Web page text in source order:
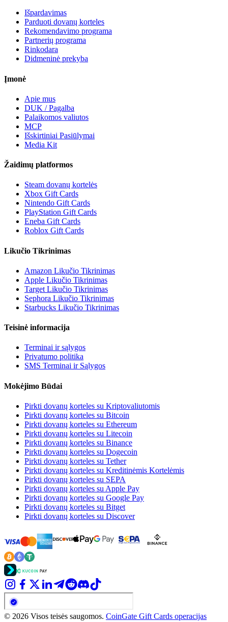
Išpardavimas
Parduoti dovanų korteles
Rekomendavimo programa
Partnerių programa
Rinkodara
Didmeninė prekyba
Įmonė
Apie mus
DUK / Pagalba
Palaikomos valiutos
MCP
Išskirtiniai Pasiūlymai
Media Kit
Žaidimų platformos
Steam dovanų kortelės
Xbox Gift Cards
Nintendo Gift Cards
PlayStation Gift Cards
Eneba Gift Cards
Roblox Gift Cards
Likučio Tikrinimas
Amazon Likučio Tikrinimas
Apple Likučio Tikrinimas
Target Likučio Tikrinimas
Sephora Likučio Tikrinimas
Starbucks Likučio Tikrinimas
Teisinė informacija
Terminai ir sąlygos
Privatumo politika
SMS Terminai ir Sąlygos
Mokėjimo Būdai
Pirkti dovanų korteles su Kriptovaliutomis
Pirkti dovanų korteles su Bitcoin
Pirkti dovanų korteles su Ethereum
Pirkti dovanų korteles su Litecoin
Pirkti dovanų korteles su Binance
Pirkti dovanų korteles su Dogecoin
Pirkti dovanų korteles su Tether
Pirkti dovanų korteles su Kreditinėmis Kortelėmis
Pirkti dovanų korteles su SEPA
Pirkti dovanų korteles su Apple Pay
Pirkti dovanų korteles su Google Pay
Pirkti dovanų korteles su Bitget
Pirkti dovanų korteles su Discover
© 2026 Visos teisės saugomos. CoinGate Gift Cards operacijas